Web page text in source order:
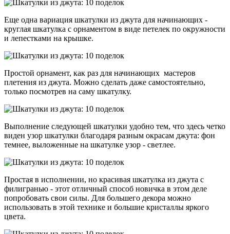
Еще одна вариация шкатулки из джута для начинающих -
круглая шкатулка с орнаментом в виде петелек по окружности
и лепестками на крышке.
Простой орнамент, как раз для начинающих мастеров
плетения из джута. Можно сделать даже самостоятельно,
только посмотрев на саму шкатулку.
Выполнение следующей шкатулки удобно тем, что здесь четко
виден узор шкатулки благодаря разным окрасам джута: фон
темнее, выложенные на шкатулке узор - светлее.
Простая в исполнении, но красивая шкатулка из джута с
филигранью - этот отличный способ новичка в этом деле
попробовать свои силы. Для большего декора можно
использовать в этой технике и большие кристаллы яркого
цвета.